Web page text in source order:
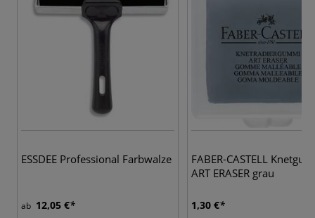
ESSDEE Professional Farbwalze
ab 12,05 €
FABER-CASTELL
ART ERASER grau
1,30 €